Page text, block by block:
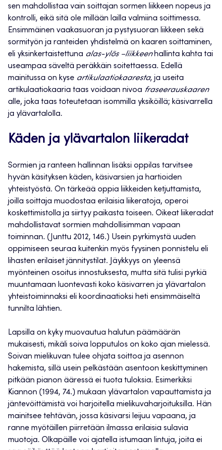
sen mahdollistaa vain soittajan sormen liikkeen nopeus ja
kontrolli, eikä sitä ole millään lailla valmiina soittimessa.
Ensimmäinen vaakasuoran ja pystysuoran liikkeen sekä
sormityön ja ranteiden yhdistelmä on kaaren soittaminen,
eli yksinkertaistettuna alas-ylös –liikkeenhallinta kahta tai
useampaa säveltä peräkkäin soitettaessa. Edellä
mainitussa on kyse artikulaatiokaaresta, ja useita
artikulaatiokaaria taas voidaan nivoa fraseerauskaaren
alle, joka taas toteutetaan isommilla yksiköillä; käsivarrella
ja ylävartalolla.
Käden ja ylävartalon liikeradat
Sormien ja ranteen hallinnan lisäksi oppilas tarvitsee
hyvän käsityksen käden, käsivarsien ja hartioiden
yhteistyöstä. On tärkeää oppia liikkeiden ketjuttamista,
joilla soittaja muodostaa erilaisia liikeratoja, operoi
koskettimistolla ja siirtyy paikasta toiseen. Oikeat liikeradat
mahdollistavat sormien mahdollisimman vapaan
toiminnan. (Junttu 2012, 146.) Usein pyrkimystä uuden
oppimiseen seuraa kuitenkin myös fyysinen ponnistelu eli
lihasten erilaiset jännitystilat. Jäykkyys on yleensä
myönteinen osoitus innostuksesta, mutta sitä tulisi pyrkiä
muuntamaan luontevasti koko käsivarren ja ylävartalon
yhteistoiminnaksi eli koordinaatioksi heti ensimmäiseltä
tunnilta lähtien.
Lapsilla on kyky muovautua halutun päämäärän
mukaisesti, mikäli soiva lopputulos on koko ajan mielessä.
Soivan mielikuvan tulee ohjata soittoa ja asennon
hakemista, sillä usein pelkästään asentoon keskittyminen
pitkään pianon ääressä ei tuota tuloksia. Esimerkiksi
Kiannon (1994, 74.) mukaan ylävartalon vapauttamista ja
jäntevöittämistä voi harjoitella mielikuvaharjoituksilla. Hän
mainitsee tehtävän, jossa käsivarsi leijuu vapaana, ja
ranne myötäillen piirretään ilmassa erilaisia sulavia
muotoja. Olkapäille voi ajatella istumaan lintuja, joita ei